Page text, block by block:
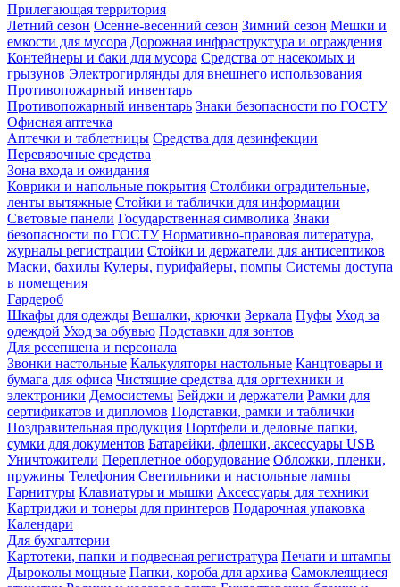
Прилегающая территория
Летний сезон Осенне-весенний сезон Зимний сезон Мешки и
емкости для мусора Дорожная инфраструктура и ограждения
Контейнеры и баки для мусора Средства от насекомых и
грызунов Электрогирлянды для внешнего использования
Противопожарный инвентарь
Противопожарный инвентарь Знаки безопасности по ГОСТУ
Офисная аптечка
Аптечки и таблетницы Средства для дезинфекции
Перевязочные средства
Зона входа и ожидания
Коврики и напольные покрытия Столбики оградительные,
ленты вытяжные Стойки и таблички для информации
Световые панели Государственная символика Знаки
безопасности по ГОСТУ Нормативно-правовая литература,
журналы регистрации Стойки и держатели для антисептиков
Маски, бахилы Кулеры, пурифайеры, помпы Системы доступа
в помещения
Гардероб
Шкафы для одежды Вешалки, крючки Зеркала Пуфы Уход за
одеждой Уход за обувью Подставки для зонтов
Для ресепшена и персонала
Звонки настольные Калькуляторы настольные Канцтовары и
бумага для офиса Чистящие средства для оргтехники и
электроники Демосистемы Бейджи и держатели Рамки для
сертификатов и дипломов Подставки, рамки и таблички
Поздравительная продукция Портфели и деловые папки,
сумки для документов Батарейки, флешки, аксессуары USB
Уничтожители Переплетное оборудование Обложки, пленки,
пружины Телефония Светильники и настольные лампы
Гарнитуры Клавиатуры и мышки Аксессуары для техники
Картриджи и тонеры для принтеров Подарочная упаковка
Календари
Для бухгалтерии
Картотеки, папки и подвесная регистратура Печати и штампы
Дыроколы мощные Папки, короба для архива Самоклеящиеся